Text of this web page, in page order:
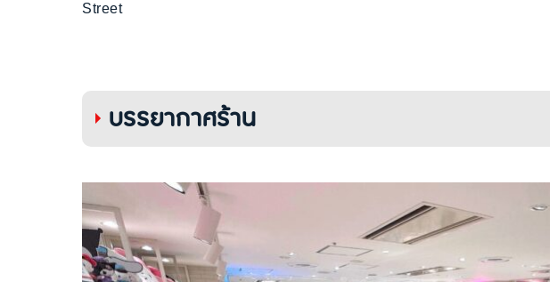
Street
บรรยากาศร้าน